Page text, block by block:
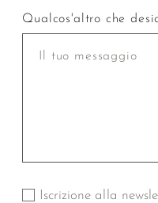
Qualcos'altro che
Iscrizione alla